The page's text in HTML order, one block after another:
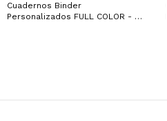
Cuadernos Binder
Personalizados FULL COLOR - A